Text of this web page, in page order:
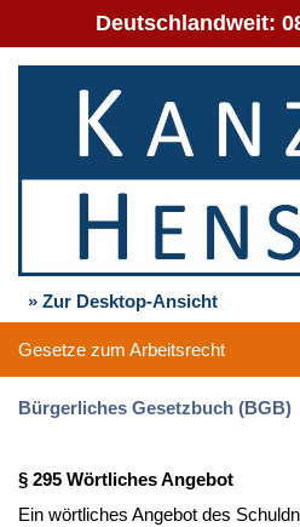
Deutschlandweit:
» Zur Desktop-Ansicht
Gesetze zum Arbeitsrecht
Bürgerliches Gesetzbuch (BGB)
§ 295 Wörtliches Angebot
Ein wörtliches Angebot des